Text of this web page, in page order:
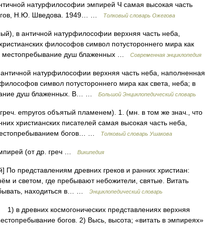
натурфилософии эмпирей Ч самая высокая часть
Н.Ю. Шведова. 1949… …
Толковый словарь Ожегова
в античной натурфилософии верхняя часть неба,
философов символ потустороннего мира как
местопребывание душ блаженных …
Современная энциклопедия
натурфилософии верхняя часть неба, наполненная
символ потустороннего мира как света, неба; в
душ блаженных. В… …
Большой Энциклопедический словарь
empyros объятый пламенем). 1. (мн. в том же знач., что
христианских писателей самая высокая часть неба,
богов… …
Толковый словарь Ушакова
(от др. греч … Википедия
представлениям древних греков и ранних христиан:
и светом, где пребывают небожители, святые. Витать
находиться в… …
Энциклопедический словарь
древних космогонических представлениях верхняя
богов. 2) Высь, высота; «витать в эмпиреях»